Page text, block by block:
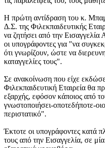
Η πρώτη αντίδραση του κ.
Δ.Σ. της Φιλεκπαιδευτικής
να ζητήσει από την
οι υπογράφοντες για "να
ότι γνωρίζουν, ώστε να
καταγγελίες τους".
Σε ανακοίνωση που είχε
Φιλεκπαιδευτική Εταιρεία θα
εξαρχής, εφόσον κάποιος από
γνωστοποιήσει-οποτεδήποτε-
περιστατικό".
Έκτοτε οι υπογράφοντες κατά
τους από την Εισαγγελία, σε